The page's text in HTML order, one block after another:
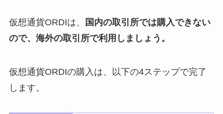
仮想通貨ORDIは、
国内の取引所では購入できない
ので、海外の取引所で利用しましょう。
仮想通貨ORDIの購入は、以下の4ステップで完了
します。